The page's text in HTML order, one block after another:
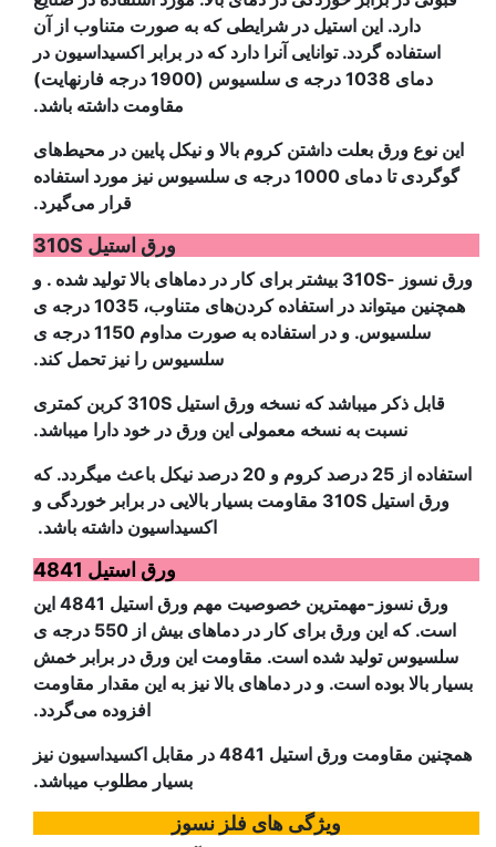
دارد. این استیل در شرایطی که به صورت متناوب از آن
استفاده گردد. توانایی آنرا دارد که در برابر اکسیداسیون در
دمای 1038 درجه ی سلسیوس (1900 درجه فارنهایت)
مقاومت داشته باشد.
این نوع ورق بعلت داشتن کروم بالا و نیکل پایین در محیط‌های
گوگردی تا دمای 1000 درجه ی سلسیوس نیز مورد استفاده
قرار می‌گیرد.
ورق استیل 310S
ورق نسوز -310S بیشتر برای کار در دماهای بالا تولید شده . و
همچنین میتواند در استفاده کردن‌های متناوب، 1035 درجه ی
سلسیوس. و در استفاده به صورت مداوم 1150 درجه ی
سلسیوس را نیز تحمل کند.
قابل ذکر میباشد که نسخه ورق استیل 310S کربن کمتری
نسبت به نسخه معمولی این ورق در خود دارا میباشد.
استفاده از 25 درصد کروم و 20 درصد نیکل باعث میگردد. که
ورق استیل 310S مقاومت بسیار بالایی در برابر خوردگی و
اکسیداسیون داشته باشد.
ورق استیل 4841
ورق نسوز-مهمترین خصوصیت مهم ورق استیل 4841 این
است. که این ورق برای کار در دماهای بیش از 550 درجه ی
سلسیوس تولید شده است. مقاومت این ورق در برابر خمش
بسیار بالا بوده است. و در دماهای بالا نیز به این مقدار مقاومت
افزوده می‌گردد.
همچنین مقاومت ورق استیل 4841 در مقابل اکسیداسیون نیز
بسیار مطلوب میباشد.
ویژگی های فلز نسوز